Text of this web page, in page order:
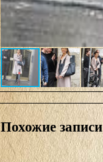
Похожие записи